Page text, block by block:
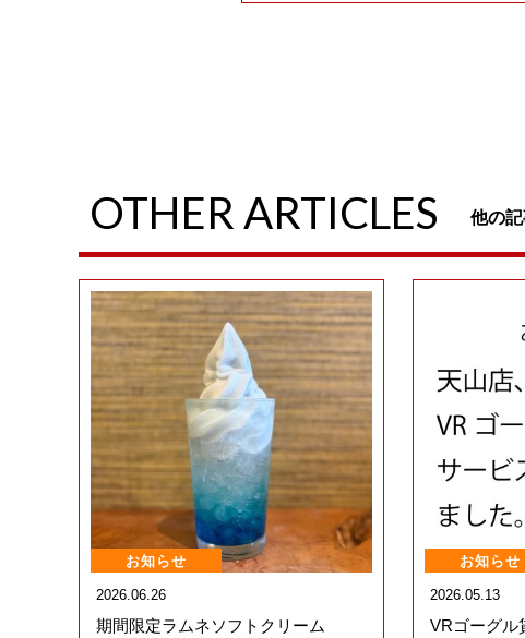
OTHER ARTICLES 他の
お知らせ
2026.06.26
期間限定ラムネソフトクリーム
お知らせ
2026.05.13
VRゴーグル